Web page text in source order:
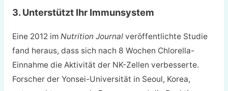
3. Unterstützt Ihr Immunsystem
Eine 2012 im Nutrition Journalveröffentlichte Studie
fand heraus, dass sich nach 8 Wochen Chlorella-
Einnahme die Aktivität der NK-Zellen verbesserte.
Forscher der Yonsei-Universität in Seoul, Korea,